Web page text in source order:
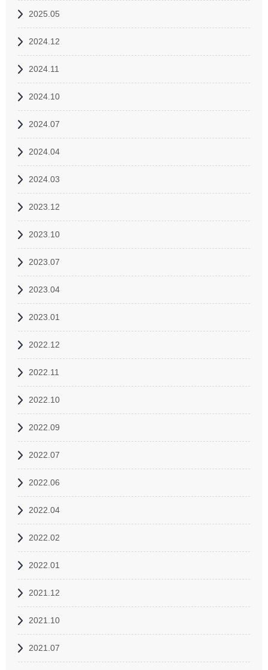
2025.05
2024.12
2024.11
2024.10
2024.07
2024.04
2024.03
2023.12
2023.10
2023.07
2023.04
2023.01
2022.12
2022.11
2022.10
2022.09
2022.07
2022.06
2022.04
2022.02
2022.01
2021.12
2021.10
2021.07